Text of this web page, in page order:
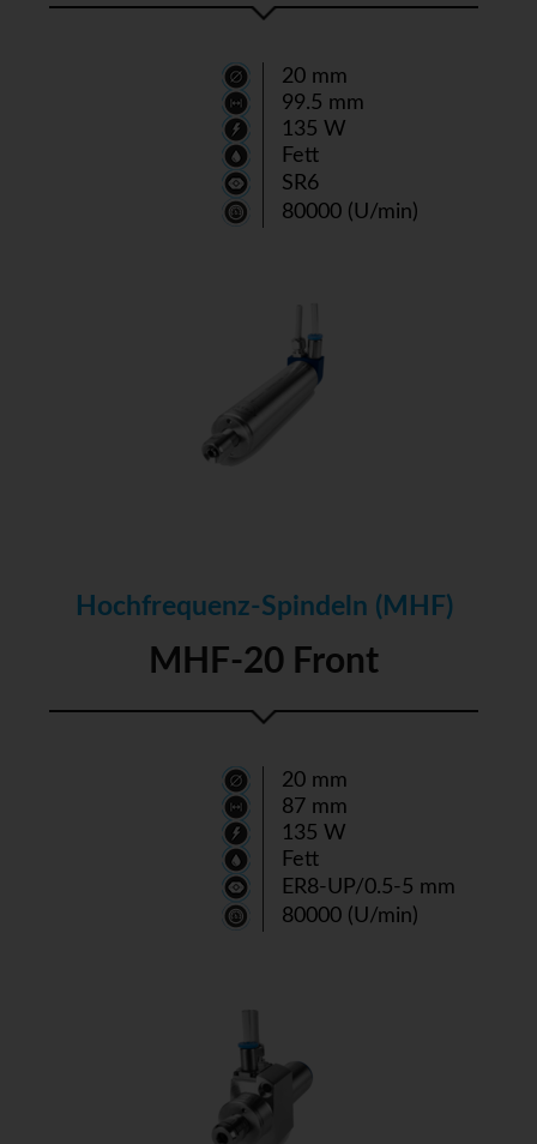
20 mm
99.5 mm
135 W
Fett
SR6
80000 (U/min)
Hochfrequenz-Spindeln (MHF)
MHF-20 Front
20 mm
87 mm
135 W
Fett
ER8-UP/0.5-5 mm
80000 (U/min)